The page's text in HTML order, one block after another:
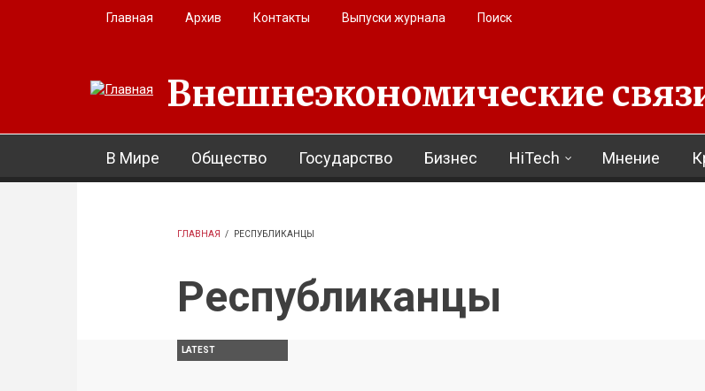
Перейти к основному содержанию
Главная Архив Контакты Выпуски журнала Поиск
Внешнеэкономические
В Мире Общество Государство Бизнес HiTech Мнение
ГЛАВНАЯ / РЕСПУБЛИКАНЦЫ
Республиканцы
LATEST